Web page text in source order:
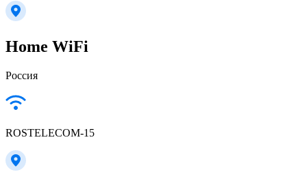
Home WiFi
Россия
ROSTELECOM-15